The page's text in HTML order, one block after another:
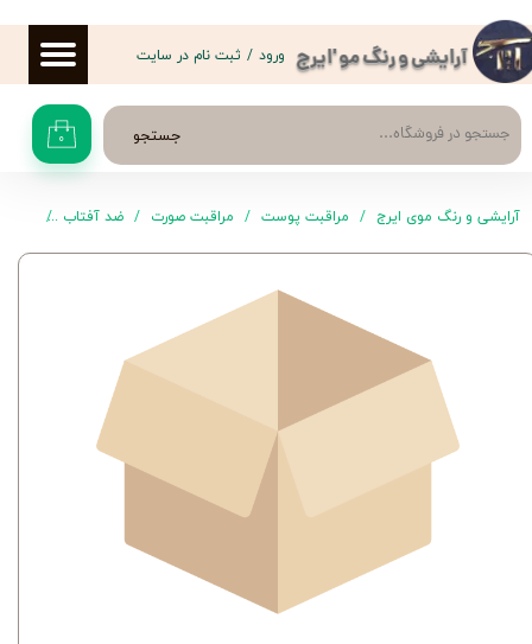
آرایشی و رنگ مو 'ایرج
جستجو ۰
ورود / ثبت نام در سایت
حساب کاربری من
تغییر گذر واژه
سفارشات
خروج از حساب کاربری
آرایشی و رنگ موی ایرج مراقبت پوست مراقبت صورت ضد آفتاب